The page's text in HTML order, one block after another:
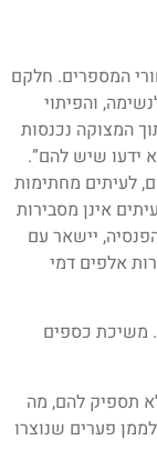
המספרים. חלקם
והפיתוי
המצוקה נכנסות
ידעו שיש להם”.
של 7% עד 25% מהסכום, לעיתים מחתימות
אינן מסבירות
200 אלף שקל מהפנסיה, יישאר עם
עשרות אלפים דמי
משיכת כספים
תספיק להם, מה
פערים שנוצרו